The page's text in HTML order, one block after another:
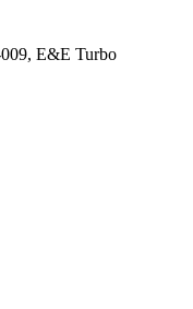
E&E Turbo